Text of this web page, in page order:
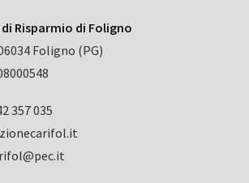
Risparmio di Foligno
Foligno (PG)
357 035